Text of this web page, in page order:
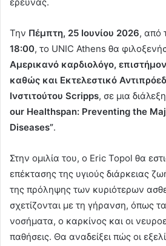
έρευνας.
Την Πέμπτη, 25 Ιουνίου 2026, από
18:00, το UNIC Athens θα
Αμερικανό καρδιολόγο,
καθώς και Εκτελεστικό
Ινστιτούτου Scripps, σε μια
our Healthspan: Preventing the
Diseases”.
Στην ομιλία του, ο Eric Topol θα
επέκτασης της υγιούς διάρκειας
της πρόληψης των κυριότερων
σχετίζονται με τη γήρανση, όπως
νοσήματα, ο καρκίνος και οι
παθήσεις. Θα αναδείξει πώς οι